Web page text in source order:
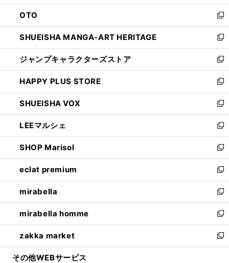
ウ
で
開
く
ン
ド
ウ
で
開
く
OTO
新
し
い
ウ
ィ
ン
ド
ウ
で
開
く
SHUEISHA MANGA-ART HERITAGE
新
し
い
ウ
ィ
ン
ド
ウ
で
開
く
ジャンプキャラクターズストア
新
し
い
ウ
ィ
ン
ド
ウ
で
開
く
HAPPY PLUS STORE
新
し
い
ウ
ィ
ン
ド
ウ
で
開
く
SHUEISHA VOX
新
し
い
ウ
ィ
ン
ド
ウ
で
開
く
LEEマルシェ
新
し
い
ウ
ィ
ン
ド
ウ
で
開
く
SHOP Marisol
新
し
い
ウ
ィ
ン
ド
ウ
で
開
eclat premium
新
し
い
ウ
ィ
ン
ド
ウ
mirabella
新
し
い
ウ
ィ
ン
mirabella homme
新
し
い
ウ
zakka market
新
し
その他WEBサービス